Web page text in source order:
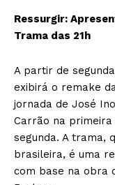
Ressurgir:
Trama das 21h
A partir de
exibirá o remake
jornada de José
Carrão na
segunda. A trama,
brasileira, é uma
com base na obra